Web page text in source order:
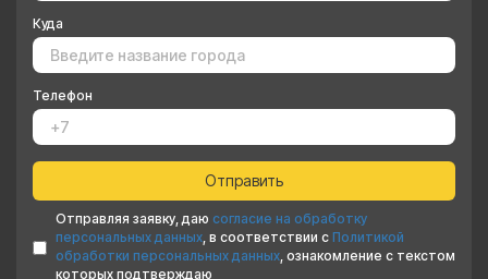
Куда
Телефон
Отправляя заявку, даю согласие на обработку
персональных данных, в соответствии с Политикой
обработки персональных данных, ознакомление с текстом
которых подтверждаю